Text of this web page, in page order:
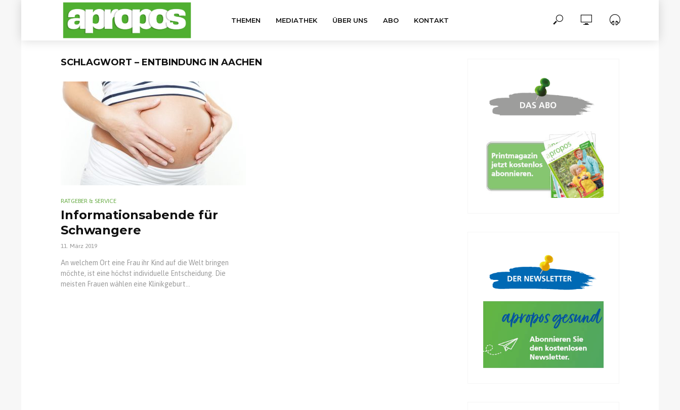
THEMEN MEDIATHEK ÜBER UNS ABO KONTAKT
SCHLAGWORT – ENTBINDUNG IN AACHEN
RATGEBER & SERVICE
Informationsabende für
Schwangere
11. März 2019
An welchem Ort eine Frau ihr Kind auf die Welt bringen
möchte, ist eine höchst individuelle Entscheidung. Die
meisten Frauen wählen eine Klinikgeburt...